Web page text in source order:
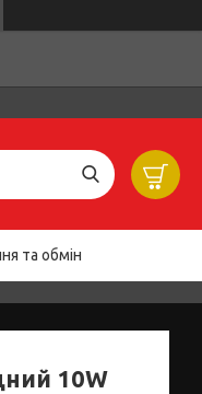
та обмін
10W